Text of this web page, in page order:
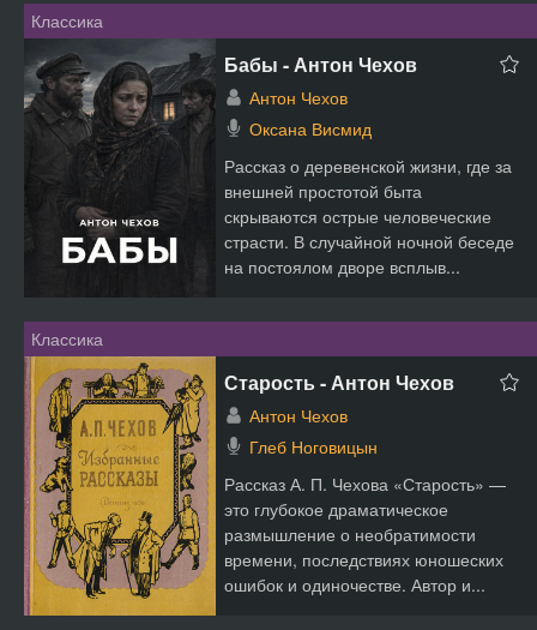
Классика
Бабы - Антон Чехов
Антон Чехов
Оксана Висмид
Рассказ о деревенской жизни, где за
внешней простотой быта
скрываются острые человеческие
страсти. В случайной ночной беседе
на постоялом дворе всплыв...
Классика
Старость - Антон Чехов
Антон Чехов
Глеб Ноговицын
Рассказ А. П. Чехова «Старость» —
это глубокое драматическое
размышление о необратимости
времени, последствиях юношеских
ошибок и одиночестве. Автор и...